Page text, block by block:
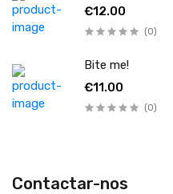
€12.00
(0)
Bite me!
€11.00
(0)
Contactar-nos